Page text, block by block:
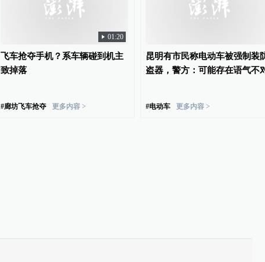
01:20
飞车抢夺手机？系车辆碰到机主
致掉落
#廊坊飞车抢夺 更多内容 >
昆明有市民称电动车被强制装
盗器，警方：可能存在语气不
#电动车 更多内容 >